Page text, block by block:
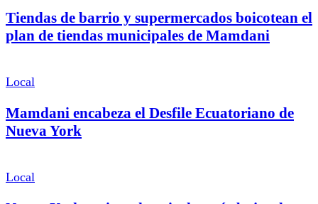
Tiendas de barrio y supermercados boicotean el
plan de tiendas municipales de Mamdani
Local
Mamdani encabeza el Desfile Ecuatoriano de
Nueva York
Local